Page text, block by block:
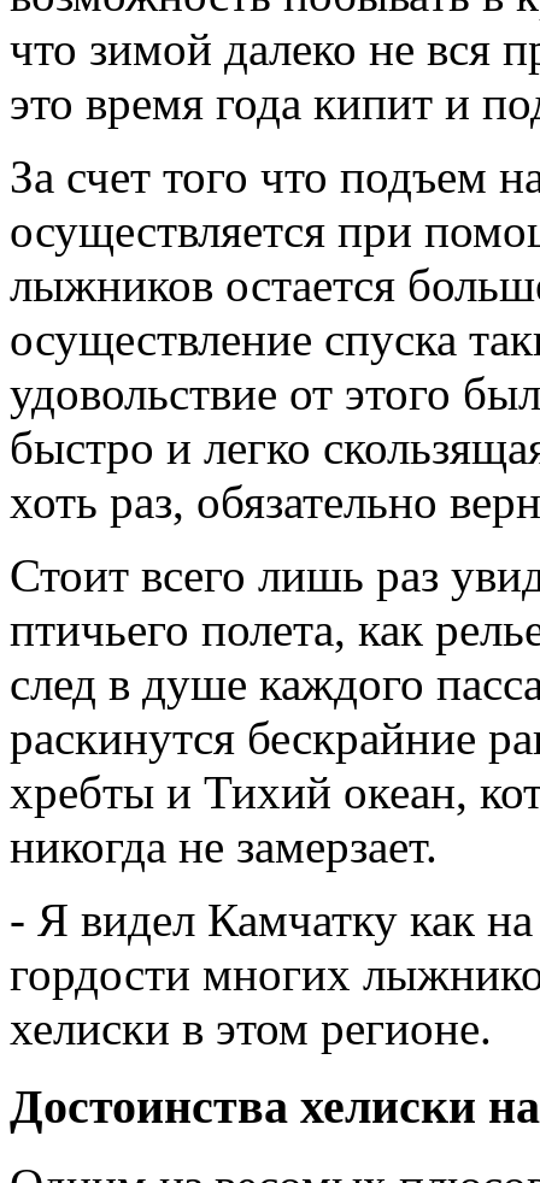
что зимой далеко не вся
это время года кипит и
За счет того что подъем
осуществляется при
лыжников остается
осуществление спуска
удовольствие от этого
быстро и легко
хоть раз, обязательно
Стоит всего лишь раз
птичьего полета, как
след в душе каждого
раскинутся бескрайние
хребты и Тихий океан,
никогда не замерзает.
- Я видел Камчатку как
гордости многих
хелиски в этом регионе.
Достоинства хелиски